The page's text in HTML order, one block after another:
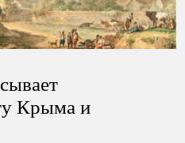
Крыма и